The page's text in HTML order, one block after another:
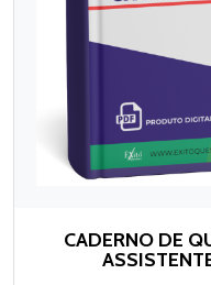
CADERNO DE